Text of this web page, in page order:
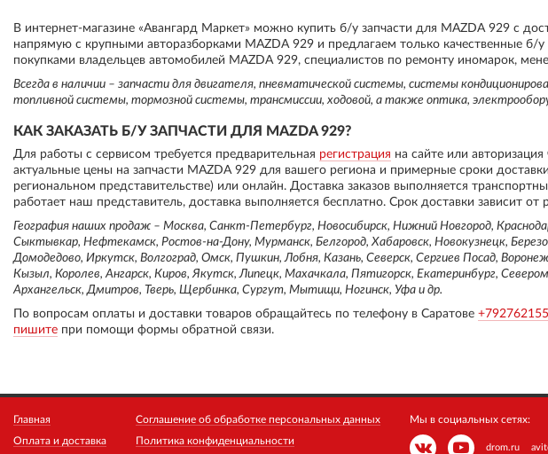
В интернет-магазине «Авангард Маркет» можно купить б/у запчасти для MAZDA 929 с
напрямую с крупными авторазборками MAZDA 929 и предлагаем только качественные б/
покупками владельцев автомобилей MAZDA 929, специалистов по ремонту иномарок,
Всегда в наличии – запчасти для двигателя, пневматической системы, системы
топливной системы, тормозной системы, трансмиссии, ходовой, а также оптика,
КАК ЗАКАЗАТЬ Б/У ЗАПЧАСТИ ДЛЯ MAZDA 929?
Для работы с сервисом требуется предварительная регистрация на сайте или
актуальные цены на запчасти MAZDA 929 для вашего региона и примерные сроки
региональном представительстве) или онлайн. Доставка заказов выполняется
работает наш представитель, доставка выполняется бесплатно. Срок доставки зависит
География наших продаж – Москва, Санкт-Петербург, Новосибирск, Нижний Новгород,
Сыктывкар, Нефтекамск, Ростов-на-Дону, Мурманск, Белгород, Хабаровск, Новокузнецк,
Домодедово, Иркутск, Волгоград, Омск, Пушкин, Лобня, Казань, Северск, Сергиев Посад,
Кызыл, Королев, Ангарск, Киров, Якутск, Липецк, Махачкала, Пятигорск, Екатеринбург,
Архангельск, Дмитров, Тверь, Щербинка, Сургут, Мытищи, Ногинск, Уфа и др.
По вопросам оплаты и доставки товаров обращайтесь по телефону в Саратове
пишите при помощи формы обратной связи.
Главная
Оплата и доставка
Соглашение об обработке персональных данных
Политика конфиденциальности
Мы в социальных сетях:
drom.ru